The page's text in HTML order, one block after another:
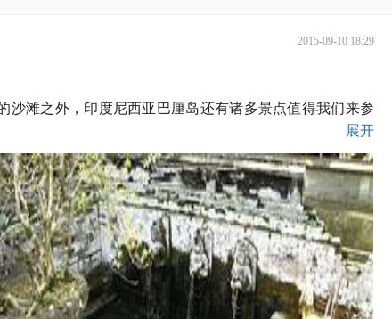
2015-09-10 18:29
滩之外，印度尼西亚巴厘岛还有诸多景点值得我们来参
展开